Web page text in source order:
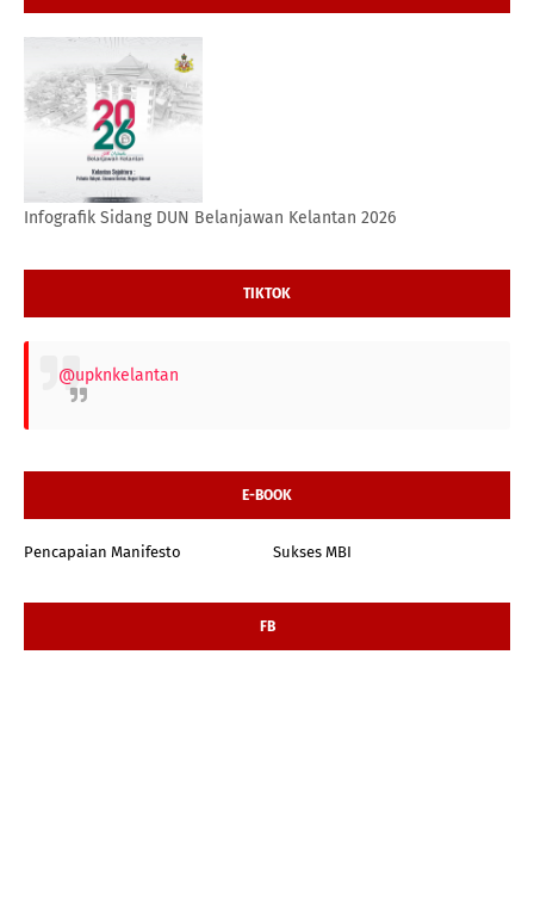
Infografik Sidang DUN Belanjawan Kelantan 2026
TIKTOK
@upknkelantan
E-BOOK
Pencapaian Manifesto Sukses MBI
FB